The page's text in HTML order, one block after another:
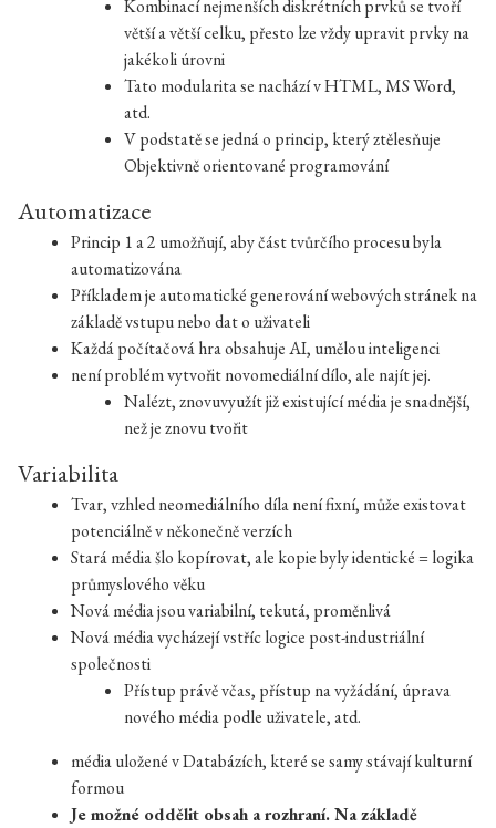
Kombinací nejmenších diskrétních prvků se tvoří
větší a větší celku, přesto lze vždy upravit prvky na
jakékoli úrovni
Tato modularita se nachází v HTML, MS Word,
atd.
V podstatě se jedná o princip, který ztělesňuje
Objektivně orientované programování
Automatizace
Princip 1 a 2 umožňují, aby část tvůrčího procesu byla
automatizována
Příkladem je automatické generování webových stránek na
základě vstupu nebo dat o uživateli
Každá počítačová hra obsahuje AI, umělou inteligenci
není problém vytvořit novomediální dílo, ale najít jej.
Nalézt, znovuvyužít již existující média je snadnější,
než je znovu tvořit
Variabilita
Tvar, vzhled neomediálního díla není fixní, může existovat
potenciálně v někonečně verzích
Stará média šlo kopírovat, ale kopie byly identické = logika
průmyslového věku
Nová média jsou variabilní, tekutá, proměnlivá
Nová média vycházejí vstříc logice post-industriální
společnosti
Přístup právě včas, přístup na vyžádání, úprava
nového média podle uživatele, atd.
média uložené v Databázích, které se samy stávají kulturní
formou
Je možné oddělit obsah a rozhraní. Na základě